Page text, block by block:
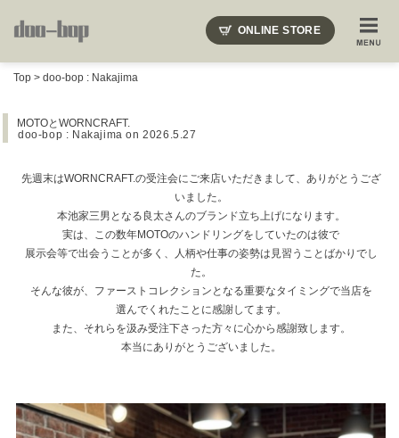
ONLINE STORE
Top > doo-bop : Nakajima
MOTOとWORNCRAFT.
doo-bop : Nakajima on 2026.5.27
先週末はWORNCRAFT.の受注会にご来店いただきまして、ありがとうござ
いました。
本池家三男となる良太さんのブランド立ち上げになります。
実は、この数年MOTOのハンドリングをしていたのは彼で
展示会等で出会うことが多く、人柄や仕事の姿勢は見習うことばかりでし
た。
そんな彼が、ファーストコレクションとなる重要なタイミングで当店を
選んでくれたことに感謝してます。
また、それらを汲み受注下さった方々に心から感謝致します。
本当にありがとうございました。